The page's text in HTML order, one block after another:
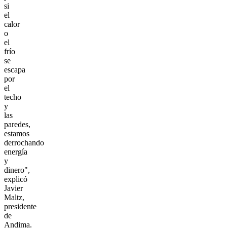
si
el
calor
o
el
frío
se
escapa
por
el
techo
y
las
paredes,
estamos
derrochando
energía
y
dinero",
explicó
Javier
Maltz,
presidente
de
Andima.